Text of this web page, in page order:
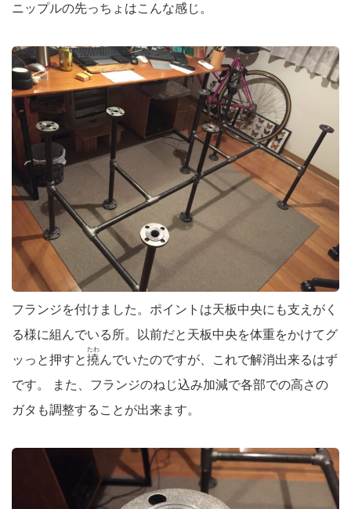
ニップルの先っちょはこんな感じ。
フランジを付けました。ポイントは天板中央にも支えがく
る様に組んでいる所。以前だと天板中央を体重をかけてグ
ッっと押すと撓
たわ
んでいたのですが、これで解消出来るはず
です。 また、フランジのねじ込み加減で各部での高さの
ガタも調整することが出来ます。